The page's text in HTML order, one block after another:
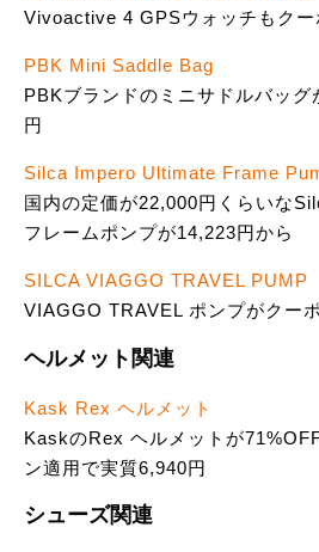
Vivoactive 4 GPSウォッチもクー
PBK Mini Saddle Bag
PBKブランドのミニサドルバッ
円
Silca Impero Ultimate Frame
国内の定価が22,000円くらいな
フレームポンプが14,223円から
SILCA VIAGGO TRAVEL PUMP
VIAGGO TRAVEL ポンプがクー
ヘルメット関連
Kask Rex ヘルメット
KaskのRex ヘルメットが
ン適用で実質6,940円
シューズ関連